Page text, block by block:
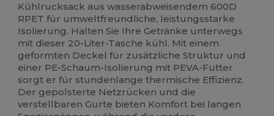
Kühlrucksack aus wasserabweisendem 600D
RPET für umweltfreundliche, leistungsstarke
Isolierung. Halten Sie Ihre Getränke unterwegs
mit dieser 20-Liter-Tasche kühl. Mit einem
geformten Deckel für zusätzliche Struktur und
einer PE-Schaum-Isolierung mit PEVA-Futter
sorgt er für stundenlange thermische Effizienz.
Der gepolsterte Netzrücken und die
verstellbaren Gurte bieten Komfort bei langen